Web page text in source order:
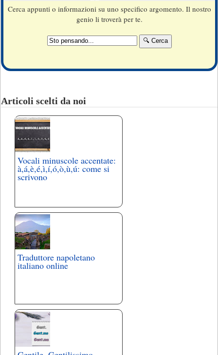
Cerca appunti o informazioni su uno specifico argomento. Il nostro
genio li troverà per te.
Articoli scelti da noi
Vocali minuscole accentate:
à,á,è,é,ì,í,ó,ò,ù,ú: come si
scrivono
Traduttore napoletano
italiano online